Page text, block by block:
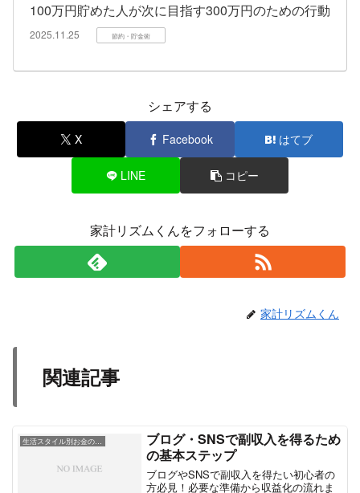
100万円貯めた人が次に目指す300万円のための行動
2025.11.25 節約・貯金術
シェアする
X Facebook はてブ
LINE コピー
家計リズムくんをフォローする
家計リズムくん
関連記事
生活スタイル別お金の工夫
ブログ・SNSで副収入を得るため
の基本ステップ
ブログやSNSで副収入を得たい初心者の
方必見！必要な準備から収益化の流れま